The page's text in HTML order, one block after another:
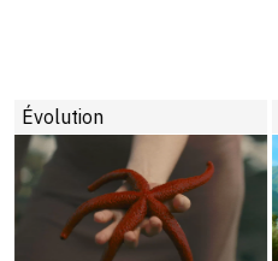
Évolution